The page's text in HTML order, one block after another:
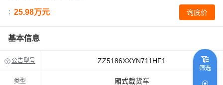
： 25.98万元 询底价
基本信息
公告型号 ZZ5186XXYN711HF1
类型 厢式载货车
筛选